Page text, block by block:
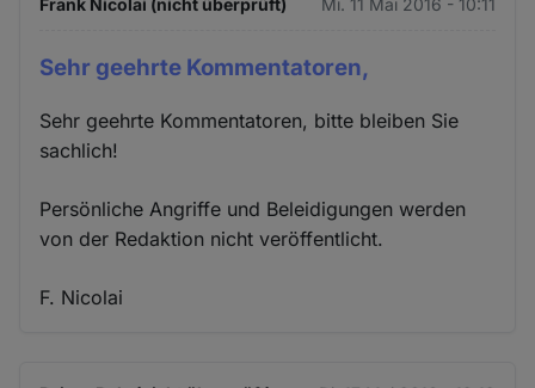
Sehr geehrte Kommentatoren,
Sehr geehrte Kommentatoren, bitte bleiben Sie
sachlich!
Persönliche Angriffe und Beleidigungen werden
von der Redaktion nicht veröffentlicht.
F. Nicolai